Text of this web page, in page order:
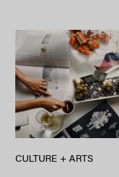
CULTURE + ARTS